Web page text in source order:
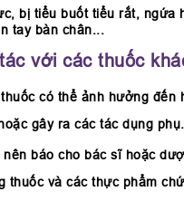
bị tiểu buốt tiểu rắt, ngứa
tay bàn chân...
với các thuốc
có thể ảnh hưởng đến
gây ra các tác dụng phụ.
nên báo cho bác sĩ hoặc
thuốc và các thực phẩm